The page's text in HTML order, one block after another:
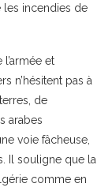
les incendies de
et
n’hésitent pas à
de
arabes
voie fâcheuse,
Il souligne que la
comme en